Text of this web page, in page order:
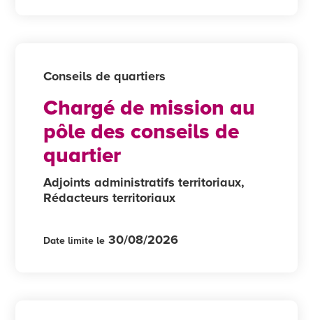
Conseils de quartiers
Chargé de mission au
pôle des conseils de
quartier
Adjoints administratifs territoriaux,
Rédacteurs territoriaux
Date limite le 30/08/2026